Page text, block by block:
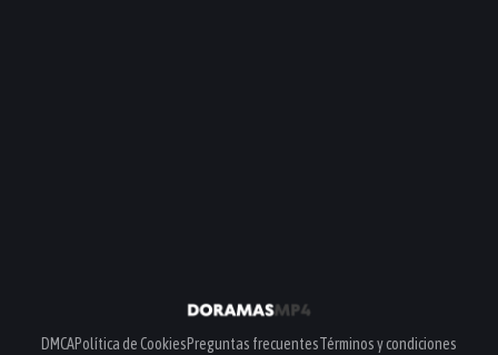
DMCAPolítica de CookiesPreguntas frecuentesTérminos y condiciones